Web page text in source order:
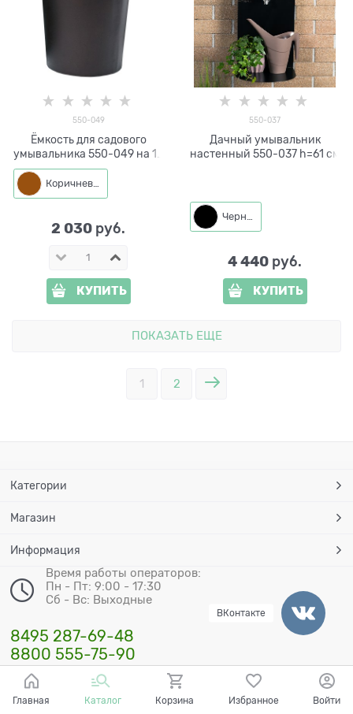
550-049
Ёмкость для садового
умывальника 550-049 на 12
л.
Коричневый
2 030 руб.
КУПИТЬ
550-037
Дачный умывальник
настенный 550-037 h=61 см
Черный
4 440 руб.
КУПИТЬ
ПОКАЗАТЬ ЕЩЕ
1 2
Категории
Магазин
Информация
Время работы операторов:
Пн - Пт: 9:00 - 17:30
Сб - Вс: Выходные
8495 287-69-48
8800 555-75-90
Прием заказов через сайт: 24/7
Главная Каталог Корзина Избранное Войти
ВКонтакте